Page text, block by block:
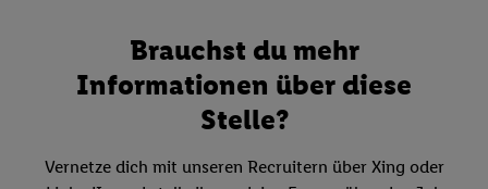
Brauchst du mehr
Informationen über diese
Stelle?
Vernetze dich mit unseren Recruitern über Xing oder